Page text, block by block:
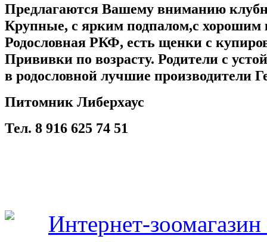
Предлагаются Вашему вниманию
Крупные, с ярким подпалом,с хорошим
Родословная РКФ, есть щенки с
Прививки по возрасту. Родители с
в родословной лучшие производители
Питомник Либерхаус
Тел. 8 916 625 74 51